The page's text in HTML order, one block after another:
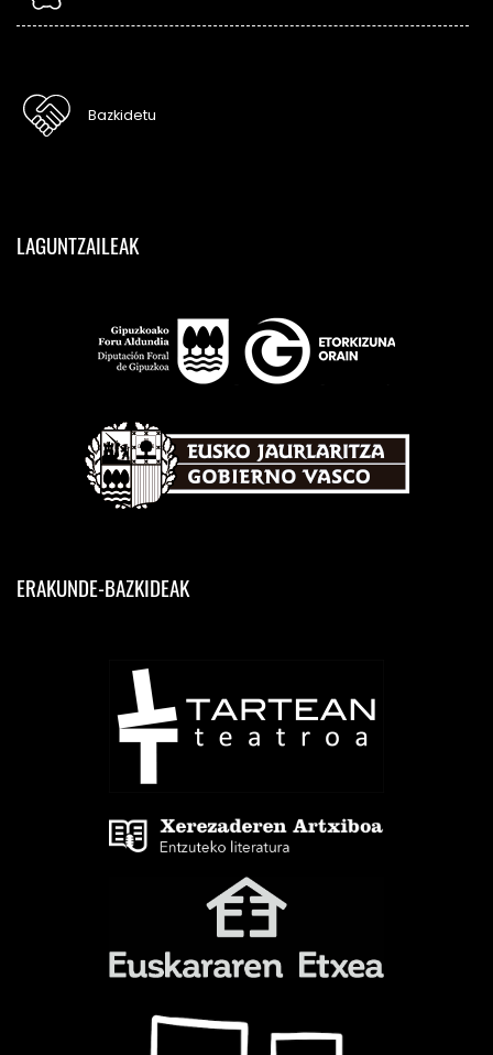
Bazkidetu
LAGUNTZAILEAK
ERAKUNDE-BAZKIDEAK